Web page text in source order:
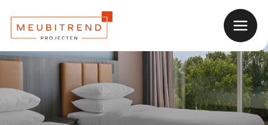
hoofdinhoud
Home Menu